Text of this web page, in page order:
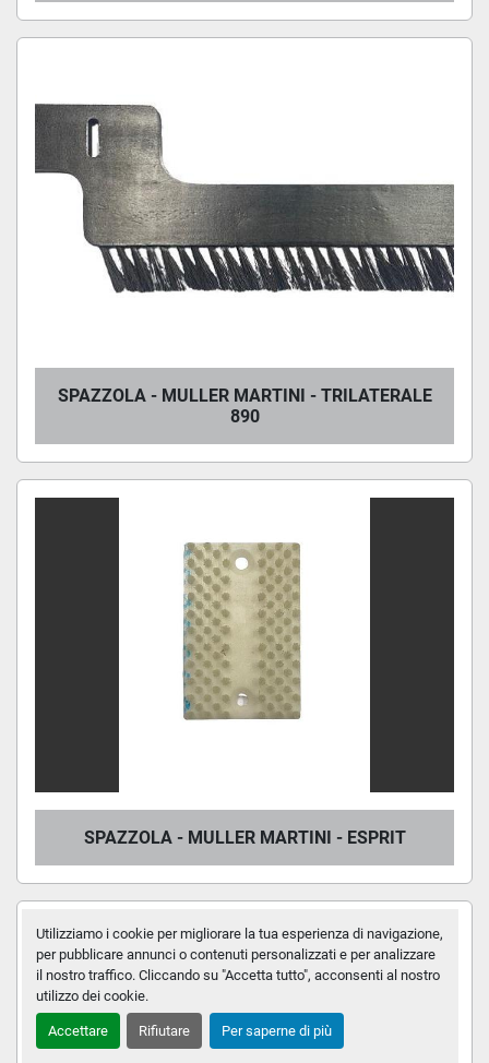
Utilizziamo i cookie per migliorare la tua esperienza di navigazione,
per pubblicare annunci o contenuti personalizzati e per analizzare
il nostro traffico. Cliccando su "Accetta tutto", acconsenti al nostro
utilizzo dei cookie.
Accettare Rifiutare Per saperne di più
SPAZZOLA - MULLER MARTINI - TRILATERALE
890
SPAZZOLA - MULLER MARTINI - ESPRIT